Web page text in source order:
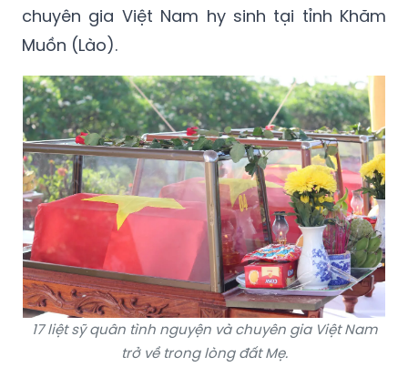
chuyên gia Việt Nam hy sinh tại tỉnh Khăm
Muồn (Lào).
17 liệt sỹ quân tình nguyện và chuyên gia Việt Nam
trở về trong lòng đất Mẹ.